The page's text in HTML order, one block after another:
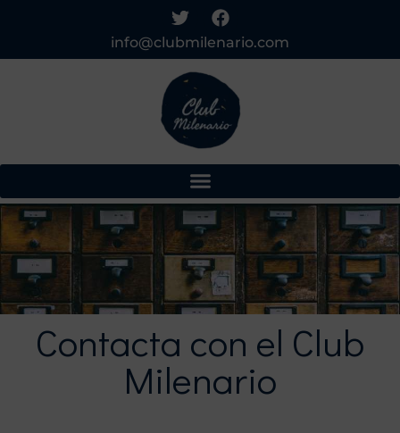
info@clubmilenario.com
Contacta con el Club
Milenario